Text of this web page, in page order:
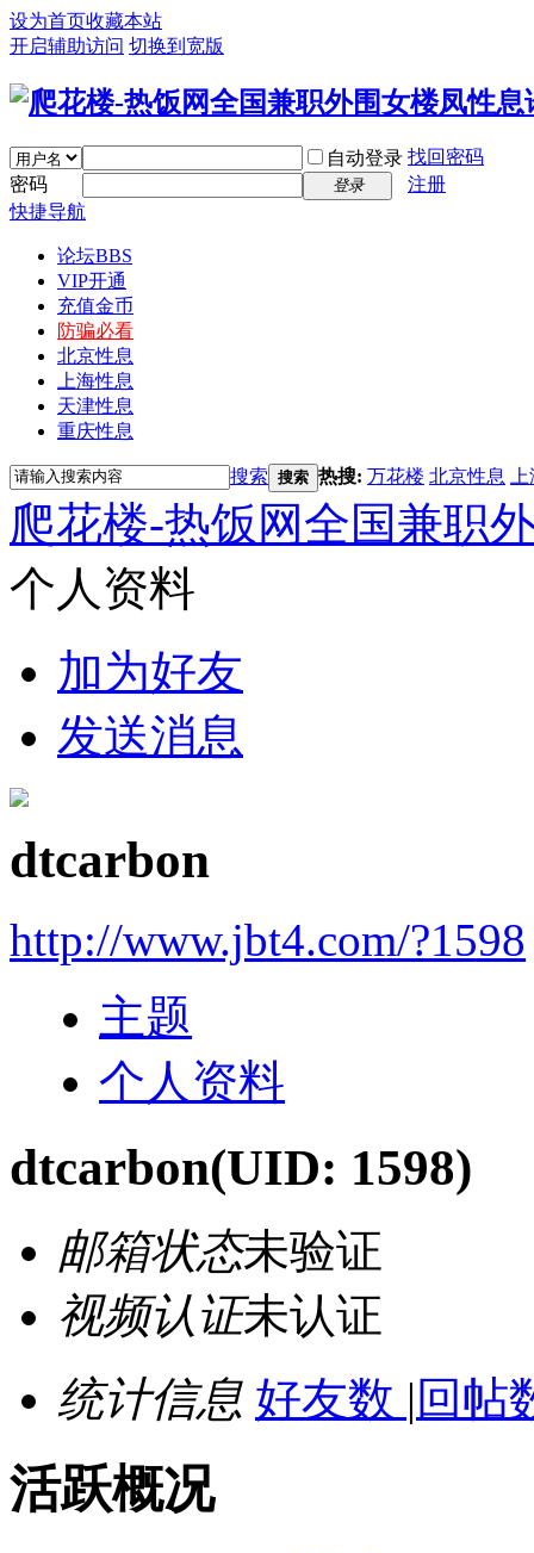
设为首页收藏本站
开启辅助访问 切换到宽版
自动登录 找回密码
密码
登录
注册
快捷导航
论坛BBS
VIP开通
充值金币
防骗必看
北京性息
上海性息
天津性息
重庆性息
搜索 搜索 热搜: 万花楼 北京性息
爬花楼-热饭网全国兼职
个人资料
加为好友
发送消息
dtcarbon
http://www.jbt4.com/?1598
主题
个人资料
dtcarbon(UID: 1598)
邮箱状态未验证
视频认证未认证
统计信息 好友数 | 回帖
活跃概况